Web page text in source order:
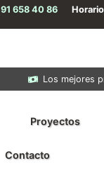
91 658 40 86
Los mejores
Proyectos
Contacto